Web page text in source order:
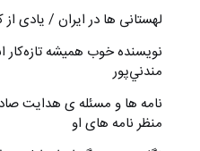
لهستانی ها در ایران / یادی از
نويسنده خوب هميشه
مندني‌پور
نامه ها و مسئله ی هدایت
منظر نامه های او